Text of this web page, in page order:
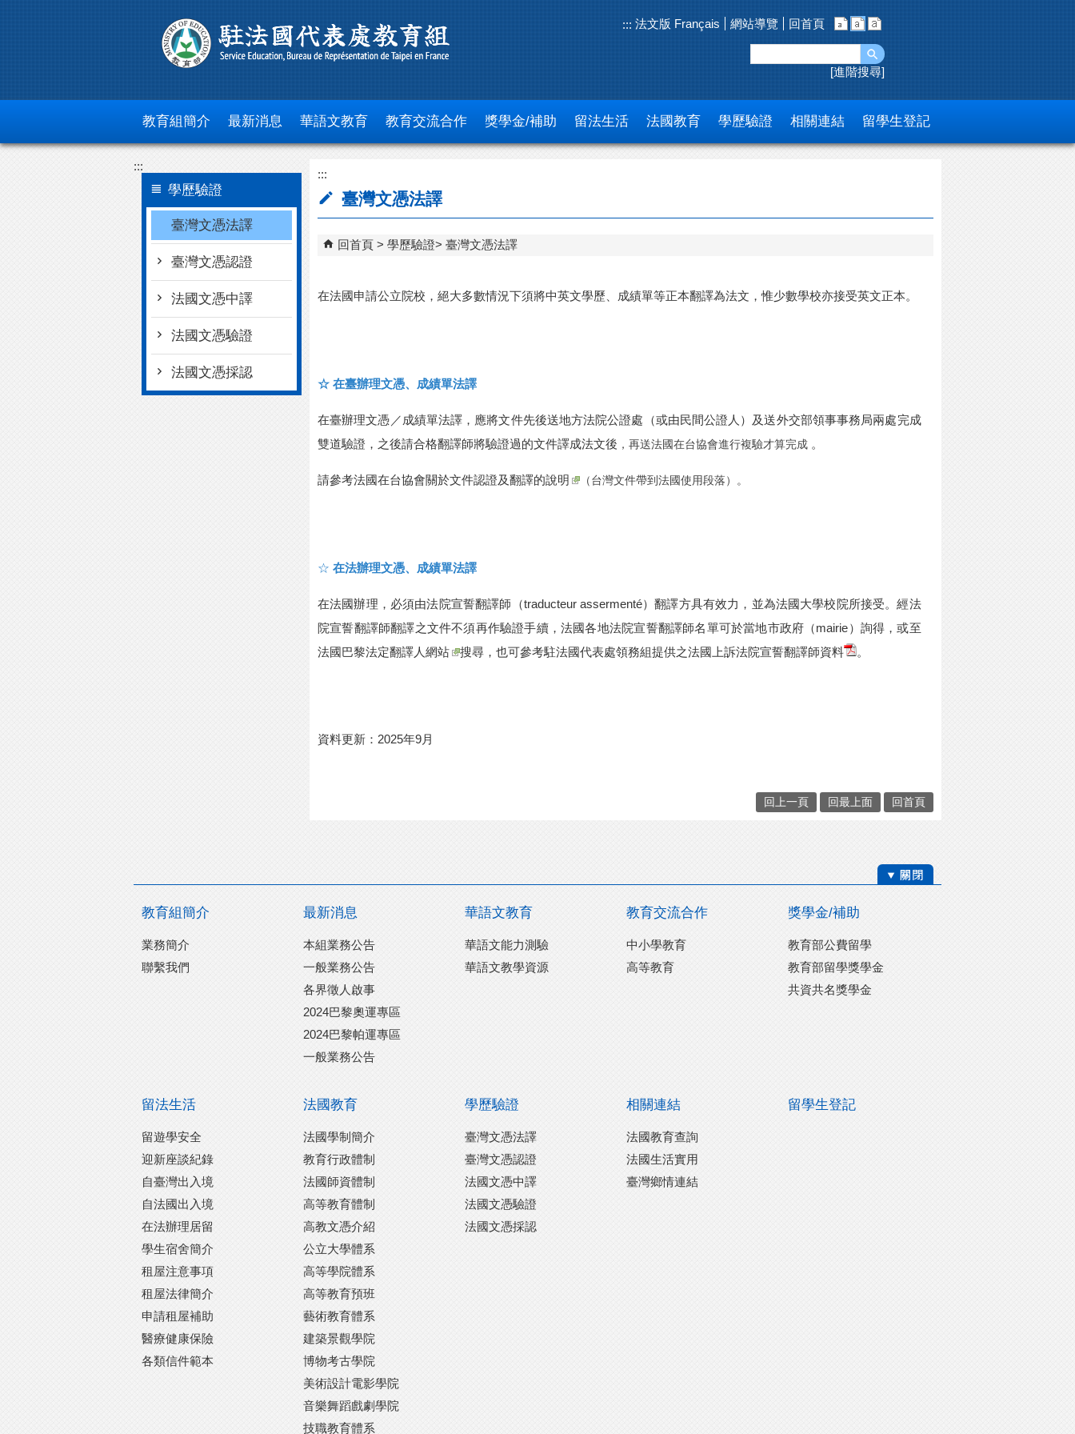
::: 法文版 Français 網站導覽 回首頁
進階搜尋
教育組簡介 最新消息 華語文教育 教育交流合作 獎學金/補助 留法生活 法國教育 學歷驗證 相關連結 留學生登記
:::
學歷驗證
臺灣文憑法譯
臺灣文憑認證
法國文憑中譯
法國文憑驗證
法國文憑採認
:::
臺灣文憑法譯
回首頁 學歷驗證 臺灣文憑法譯
在法國申請公立院校，絕大多數情況下須將中英文學歷、成績單等正本翻譯為法文，惟少數學校亦接受英文正本。
☆ 在臺辦理文憑、成績單法譯
在臺辦理文憑／成績單法譯，應將文件先後送地方法院公證處（或由民間公證人）及送外交部領事事務局兩處完成
雙道驗證，之後請合格翻譯師將驗證過的文件譯成法文後 ，再送法國在台協會進行複驗才算完成 。
請參考法國在台協會關於文件認證及翻譯的說明 （台灣文件帶到法國使用段落） 。
☆ 在法辦理文憑、成績單法譯
在法國辦理，必須由法院宣誓翻譯師（traducteur assermenté）翻譯方具有效力，並為法國大學校院所接受。經法
院宣誓翻譯師翻譯之文件不須再作驗證手續，法國各地法院宣誓翻譯師名單可於當地市政府（mairie）詢得，或至
法國巴黎法定翻譯人網站
搜尋，也可參考駐法國代表處領務組提供之法國上訴法院宣誓翻譯師資料 。
資料更新： 2025年9月
回上一頁 回最上面 回首頁
教育組簡介
業務簡介
聯繫我們
最新消息
本組業務公告
一般業務公告
各界徵人啟事
2024巴黎奧運專區
2024巴黎帕運專區
一般業務公告
華語文教育
華語文能力測驗
華語文教學資源
教育交流合作
中小學教育
高等教育
獎學金/補助
教育部公費留學
教育部留學獎學金
共資共名獎學金
留法生活
留遊學安全
迎新座談紀錄
自臺灣出入境
自法國出入境
在法辦理居留
學生宿舍簡介
租屋注意事項
租屋法律簡介
申請租屋補助
醫療健康保險
各類信件範本
法國教育
法國學制簡介
教育行政體制
法國師資體制
高等教育體制
高教文憑介紹
公立大學體系
高等學院體系
高等教育預班
藝術教育體系
建築景觀學院
博物考古學院
美術設計電影學院
音樂舞蹈戲劇學院
技職教育體系
學歷驗證
臺灣文憑法譯
臺灣文憑認證
法國文憑中譯
法國文憑驗證
法國文憑採認
相關連結
法國教育查詢
法國生活實用
臺灣鄉情連結
留學生登記